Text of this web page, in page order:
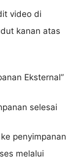
video di
kanan atas
Eksternal”
selesai
penyimpanan
melalui